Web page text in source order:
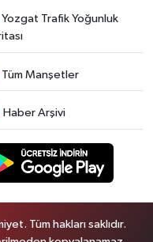
Yozgat Trafik Yoğunluk
Tüm Manşetler
Haber Arşivi
Tüm hakları saklıdır.